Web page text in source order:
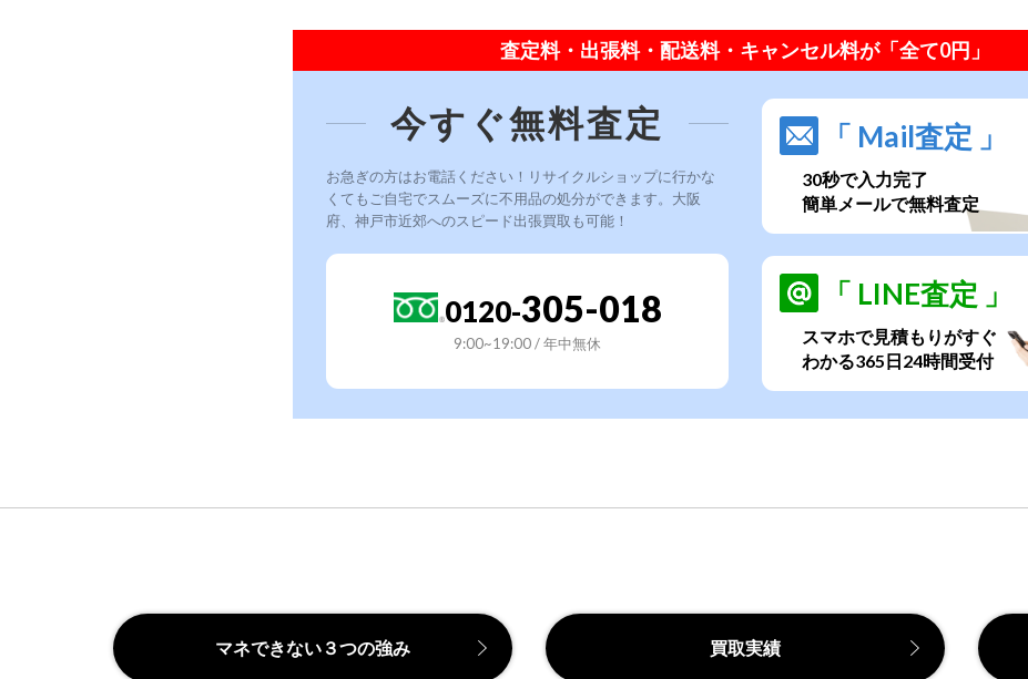
査定料・出張料・配送料・キャンセル料が「全て0円」
今すぐ無料査定
お急ぎの方はお電話ください！リサイクルショップに行かな
くてもご自宅でスムーズに不用品の処分ができます。大阪
府、神戸市近郊へのスピード出張買取も可能！
0120-305-018
9:00~19:00 / 年中無休
「 Mail査定 」
30秒で入力完了
簡単メールで無料査定
「 LINE査定 」
スマホで見積もりがすぐ
わかる365日24時間受付
マネできない３つの強み 買取実績